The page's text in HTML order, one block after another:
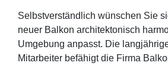
Selbstverständlich wünschen Sie
neuer Balkon architektonisch
Umgebung anpasst. Die
Mitarbeiter befähigt die Firma